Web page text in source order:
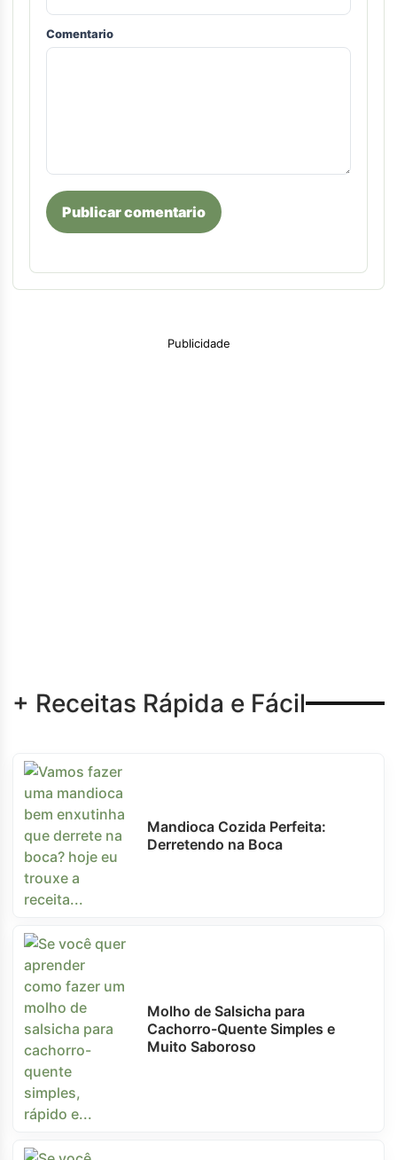
Comentario
Publicar comentario
Publicidade
+ Receitas Rápida e Fácil
Mandioca Cozida Perfeita:
Derretendo na Boca
Molho de Salsicha para
Cachorro-Quente Simples e
Muito Saboroso